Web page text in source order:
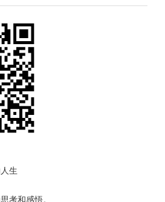
生
考和感悟。